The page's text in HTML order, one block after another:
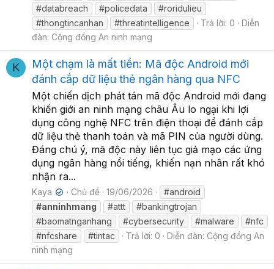
#databreach
#policedata
#roridulieu
#thongtincanhan
#threatintelligence Trả lời: 0
Diễn
đàn: Cộng đồng An ninh mạng
K
Một chạm là mất tiền: Mã độc Android mới
đánh cắp dữ liệu thẻ ngân hàng qua NFC
Một chiến dịch phát tán mã độc Android mới đang
khiến giới an ninh mạng châu Âu lo ngại khi lợi
dụng công nghệ NFC trên điện thoại để đánh cắp
dữ liệu thẻ thanh toán và mã PIN của người dùng.
Đáng chú ý, mã độc này liên tục giả mạo các ứng
dụng ngân hàng nổi tiếng, khiến nạn nhân rất khó
nhận ra...
Kaya ✔ Chủ đề 19/06/2026
#android
#anninhmang
#attt
#bankingtrojan
#baomatnganhang
#cybersecurity #malware
#nfc
#nfcshare
#tintac Trả lời: 0 Diễn đàn: Cộng đồng An
ninh mạng